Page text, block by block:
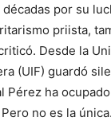
por su
priista,
Desde la
(UIF) guardó
Pérez ha
no es la